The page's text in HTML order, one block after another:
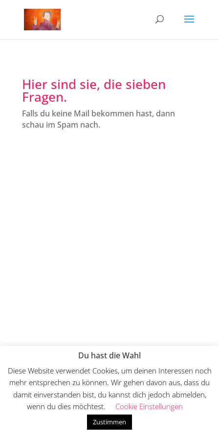
Hier sind sie, die sieben
Fragen.
Falls du keine Mail bekommen hast, dann
schau im Spam nach.
Du hast die Wahl
Diese Website verwendet Cookies, um deinen Interessen noch
mehr entsprechen zu können. Wir gehen davon aus, dass du
damit einverstanden bist, du kannst dich jedoch abmelden,
wenn du dies möchtest.
Cookie Einstellungen
Zustimmen